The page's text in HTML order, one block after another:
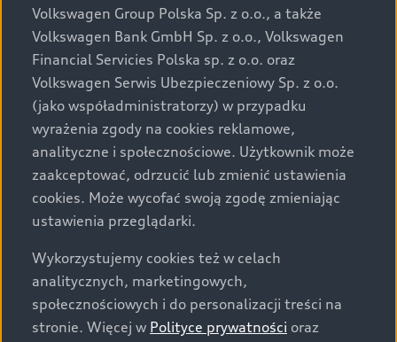
przewidzianej na rynek polski. Zamieszczone zdjęcia
mogą przedstawiać wyposażenie opcjonalne, dostępne
za dopłatą. Wiążące ustalenie ceny, wyposażenia i
specyfikacji pojazdu następują w umowie sprzedaży, a
określenie parametrów technicznych zawiera
świadectwo homologacji typu pojazdu. Zastrzegamy
sobie prawo do zmian i pomyłek. Wszelkie informacje
prezentowane na stronie są aktualne na dzień ich
zamieszczania. W celu uzyskania najnowszych
informacji prosimy kontaktować się z Partnerem Marki
Audi.
Wszystkie produkowane obecnie samochody marki Audi
są wykonywane z materiałów spełniających pod
względem możliwości odzysku i recyklingu wymagania
określone w normie ISO 22628 i są zgodne z
Volkswagen Group Polska Sp. z o.o., a także
Volkswagen Bank GmbH Sp. z o.o., Volkswagen
Financial Servicies Polska sp. z o.o. oraz
Volkswagen Serwis Ubezpieczeniowy Sp. z o.o.
(jako współadministratorzy) w przypadku
wyrażenia zgody na cookies reklamowe,
analityczne i społecznościowe. Użytkownik może
zaakceptować, odrzucić lub zmienić ustawienia
cookies. Może wycofać swoją zgodę zmieniając
ustawienia przeglądarki.
Wykorzystujemy cookies też w celach
analitycznych, marketingowych,
społecznościowych i do personalizacji treści na
stronie. Więcej w Polityce prywatności oraz